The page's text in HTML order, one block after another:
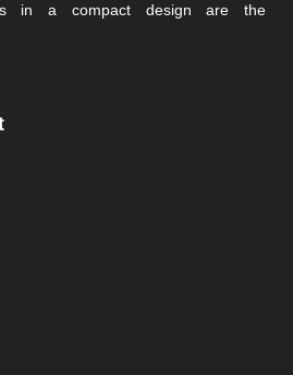
in a compact design are the